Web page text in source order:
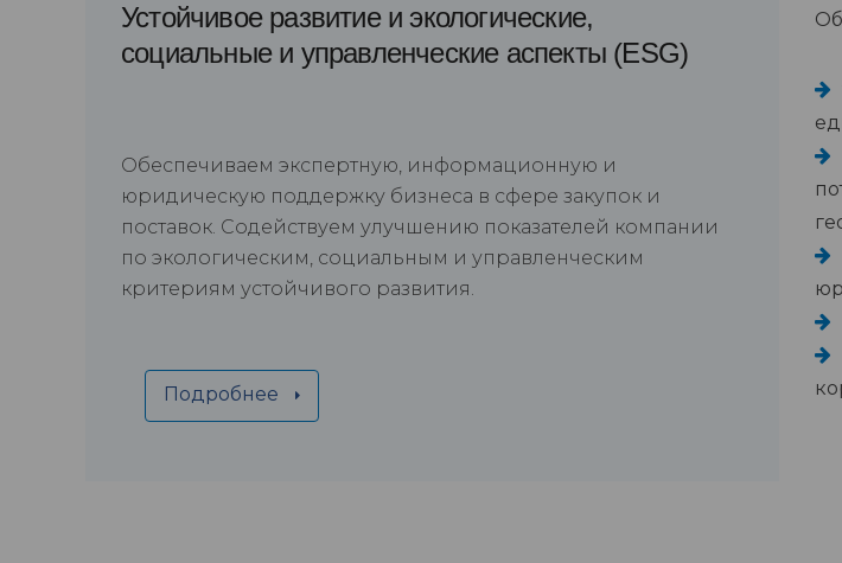
Устойчивое развитие и экологические,
социальные и управленческие аспекты (ESG)
Обеспечиваем экспертную, информационную и
юридическую поддержку бизнеса в сфере закупок и
поставок. Содействуем улучшению показателей компании
по экологическим, социальным и управленческим
критериям устойчивого развития.
Подробнее